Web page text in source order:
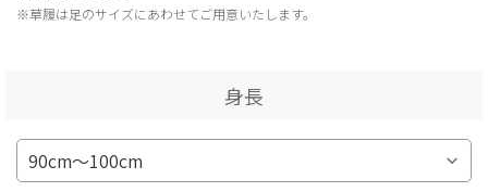
※草履は足のサイズにあわせてご用意いたします。
身長